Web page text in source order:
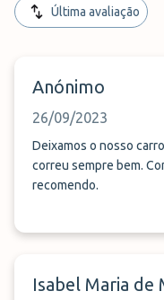
Última avaliação
Anónimo
26/09/2023
Deixamos o nosso carro no
correu sempre bem.
recomendo.
Isabel Maria de